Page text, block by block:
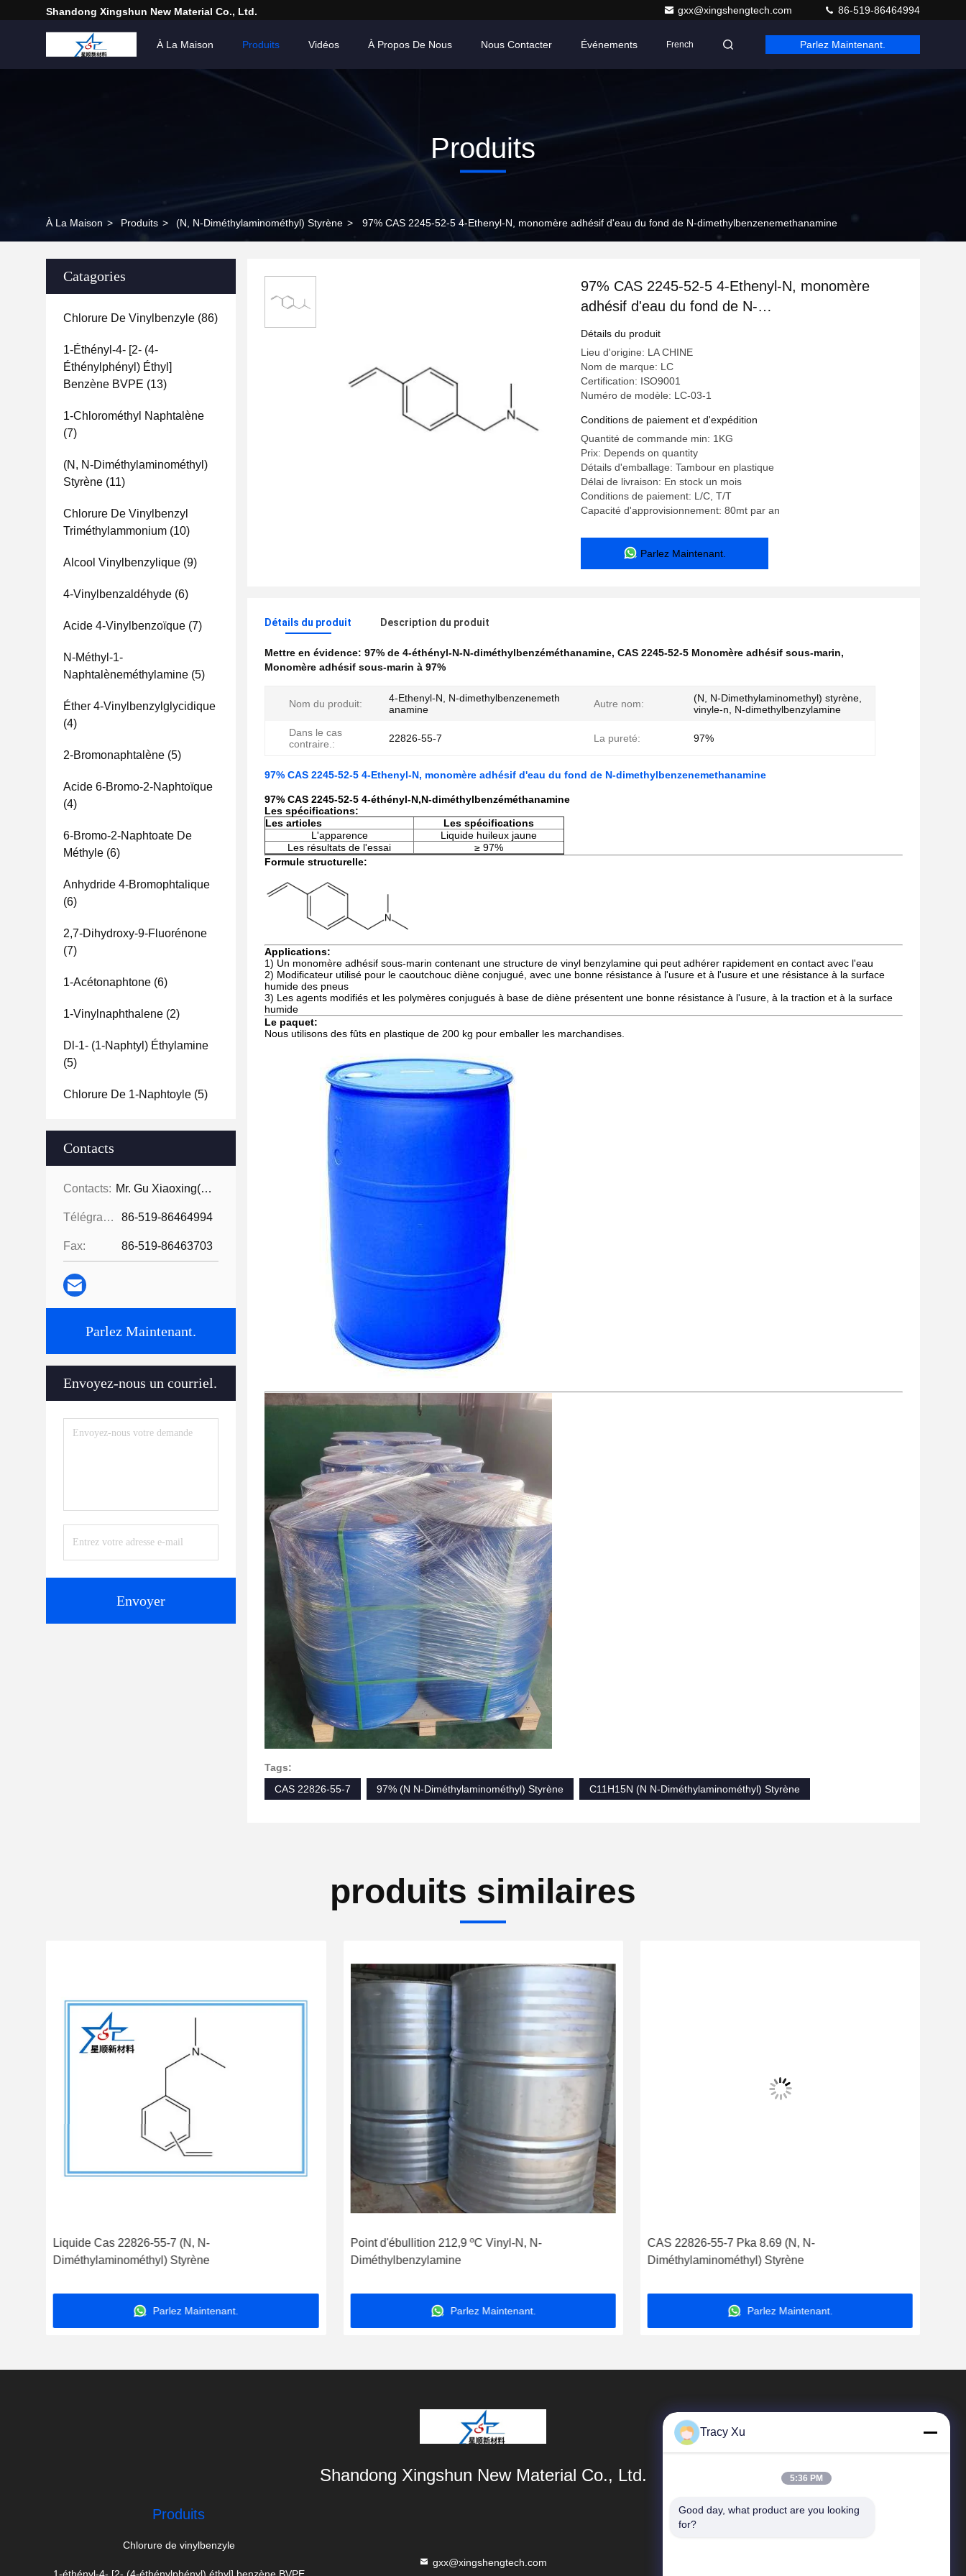
Shandong Xingshun New Material Co., Ltd. gxx@xingshengtech.com 86-519-86464994
À La Maison Produits Vidéos À Propos De Nous Nous Contacter Événements French Parlez Maintenant.
Produits
À La Maison > Produits > (N, N-Diméthylaminométhyl) Styrène > 97% CAS 2245-52-5 4-Ethenyl-N, monomère adhésif d'eau du fond de N-dimethylbenzenemethanamine
Catagories
Chlorure De Vinylbenzyle (86)
1-Éthényl-4- [2- (4-
Éthénylphényl) Éthyl]
Benzène BVPE (13)
1-Chlorométhyl Naphtalène
(7)
(N, N-Diméthylaminométhyl)
Styrène (11)
Chlorure De Vinylbenzyl
Triméthylammonium (10)
Alcool Vinylbenzylique (9)
4-Vinylbenzaldéhyde (6)
Acide 4-Vinylbenzoïque (7)
N-Méthyl-1-
Naphtalèneméthylamine (5)
Éther 4-Vinylbenzylglycidique
(4)
2-Bromonaphtalène (5)
Acide 6-Bromo-2-Naphtoïque
(4)
6-Bromo-2-Naphtoate De
Méthyle (6)
Anhydride 4-Bromophtalique
(6)
2,7-Dihydroxy-9-Fluorénone
(7)
1-Acétonaphtone (6)
1-Vinylnaphthalene (2)
Dl-1- (1-Naphtyl) Éthylamine
(5)
Chlorure De 1-Naphtoyle (5)
Contacts
Contacts: Mr. Gu Xiaoxing( For Chinese Business)
Télégramme: 86-519-86464994
Fax: 86-519-86463703
Parlez Maintenant.
Envoyez-nous un courriel.
Envoyer
97% CAS 2245-52-5 4-Ethenyl-N, monomère
adhésif d'eau du fond de N-
dimethylbenzenemethanamine
Détails du produit
Lieu d'origine: LA CHINE
Nom de marque: LC
Certification: ISO9001
Numéro de modèle: LC-03-1
Conditions de paiement et d'expédition
Quantité de commande min: 1KG
Prix: Depends on quantity
Détails d'emballage: Tambour en plastique
Délai de livraison: En stock un mois
Conditions de paiement: L/C, T/T
Capacité d'approvisionnement: 80mt par an
Parlez Maintenant.
Détails du produit Description du produit
Mettre en évidence: 97% de 4-éthényl-N-N-diméthylbenzéméthanamine, CAS 2245-52-5 Monomère adhésif sous-marin,
Monomère adhésif sous-marin à 97%
Nom du produit:
4-Ethenyl-N, N-dimethylbenzenemeth
anamine
Autre nom:
(N, N-Dimethylaminomethyl) styrène,
vinyle-n, N-dimethylbenzylamine
Dans le cas
contraire.:
22826-55-7 La pureté: 97%
97% CAS 2245-52-5 4-Ethenyl-N, monomère adhésif d'eau du fond de N-dimethylbenzenemethanamine
97% CAS 2245-52-5 4-éthényl-N,N-diméthylbenzéméthanamine
Les spécifications:
Les articles
Les spécifications
L'apparence
Liquide huileux jaune
Les résultats de l'essai
≥ 97%
Formule structurelle:
Applications:
1) Un monomère adhésif sous-marin contenant une structure de vinyl benzylamine qui peut adhérer rapidement en contact avec l'eau
2) Modificateur utilisé pour le caoutchouc diène conjugué, avec une bonne résistance à l'usure et à l'usure et une résistance à la surface
humide des pneus
3) Les agents modifiés et les polymères conjugués à base de diène présentent une bonne résistance à l'usure, à la traction et à la surface
humide
Le paquet:
Nous utilisons des fûts en plastique de 200 kg pour emballer les marchandises.
Tags:
CAS 22826-55-7
97% (N N-Diméthylaminométhyl) Styrène C11H15N (N N-Diméthylaminométhyl) Styrène
produits similaires
Liquide Cas 22826-55-7 (N, N-
Diméthylaminométhyl) Styrène
Parlez Maintenant.
Point d'ébullition 212,9 ºC Vinyl-N, N-
Diméthylbenzylamine
Parlez Maintenant.
CAS 22826-55-7 Pka 8.69 (N, N-
Diméthylaminométhyl) Styrène
Parlez Maintenant.
Shandong Xingshun New Material Co., Ltd.
Produits
Chlorure de vinylbenzyle
gxx@xingshengtech.com
Liens Rapides
Tracy Xu
5:36 PM
Good day, what product are you looking
for?